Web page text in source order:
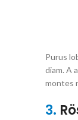
Purus
diam. A
montes
3.